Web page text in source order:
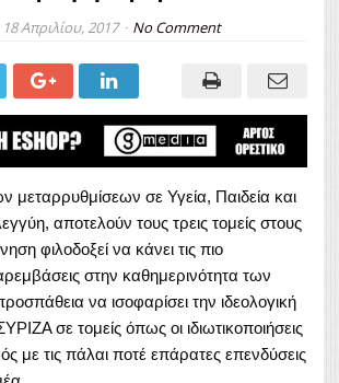
18 Απριλίου, 2017 No Comment
μεταρρυθμίσεων σε Υγεία, Παιδεία και
αποτελούν τους τρεις τομείς στους
φιλοδοξεί να κάνει τις πιο
στην καθημερινότητα των
να ισοφαρίσει την ιδεολογική
σε τομείς όπως οι ιδιωτικοποιήσεις
με τις πάλαι ποτέ επάρατες επενδύσεις